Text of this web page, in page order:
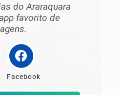
do Araraquara
favorito de
Facebook